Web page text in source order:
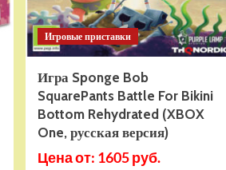
Игровые приставки
Игра Sponge Bob
SquarePants Battle For Bikini
Bottom Rehydrated (XBOX
One, русская версия)
Цена от: 1605 руб.